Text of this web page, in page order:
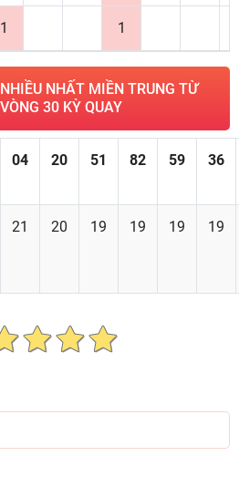
1 1
NHẤT MIỀN TRUNG TỪ
30 KỲ QUAY
04 20 51 82 59 36
21 20 19 19 19 19